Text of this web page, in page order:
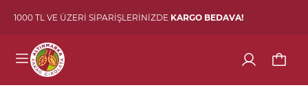
1000 TL VE ÜZERİ SİPARİŞLERİNİZDE KARGO BEDAVA!